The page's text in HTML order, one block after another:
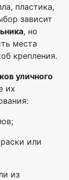
пластика,
зависит
, но
места
крепления.
уличного
их
или
из